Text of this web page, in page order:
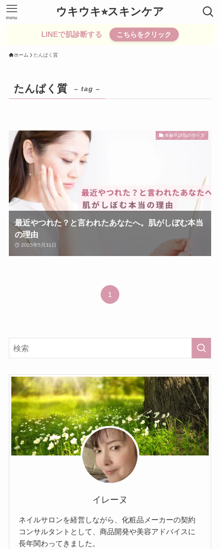
ウキウキ⭐︎スキンケア
menu
LINEで肌診断する こちらをクリック
ホーム たんぱく質
たんぱく質 – tag –
年齢不詳肌の作り方
最近やつれた？と言われたあなたへ。肌がしぼむ本当
の理由
2025年5月31日
1
イレーヌ
ネイルサロンを経営しながら、化粧品メーカーの契約
コンサルタントとして、商品開発や美容アドバイスに
長年関わってきました。